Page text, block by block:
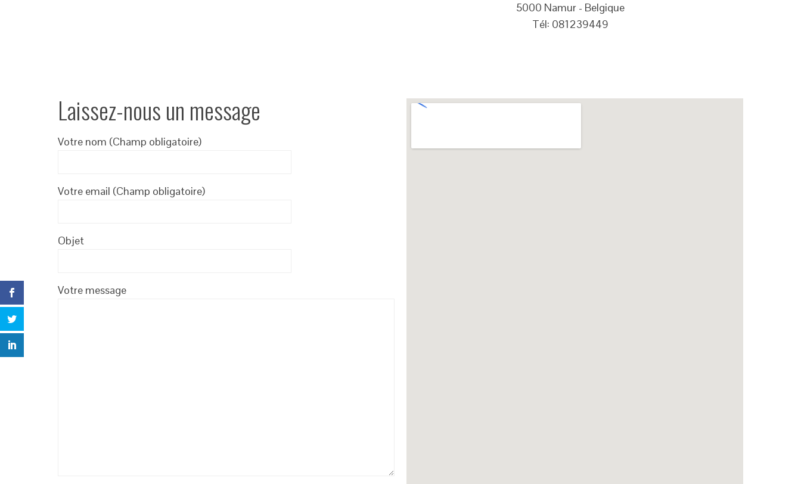
5000 Namur - Belgique
Tél: 081239449
Laissez-nous un message
Votre nom (Champ obligatoire)
Votre email (Champ obligatoire)
Objet
Votre message